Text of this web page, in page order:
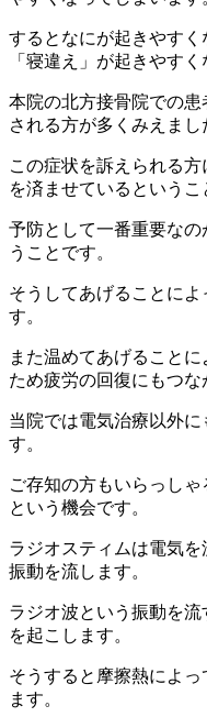
するとなにが起きやす
「寝違え」が起きやすく
本院の北方接骨院での
される方が多くみえまし
この症状を訴えられる
を済ませているというこ
予防として一番重要な
うことです。
そうしてあげることに
す。
また温めてあげること
ため疲労の回復にもつな
当院では電気治療以外
す。
ご存知の方もいらっしゃ
という機会です。
ラジオスティムは電気
振動を流します。
ラジオ波という振動を
を起こします。
そうすると摩擦熱によ
ます。